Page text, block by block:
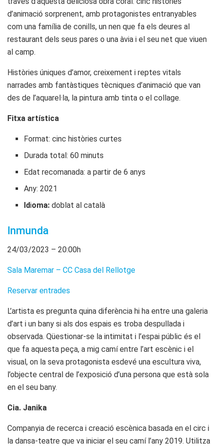
d’animació sorprenent, amb protagonistes entranyables
com una família de conills, un nen que fa els deures al
restaurant dels seus pares o una àvia i el seu net que viuen
al camp.
Històries úniques d’amor, creixement i reptes vitals
narrades amb fantàstiques tècniques d’animació que van
des de l’aquarel·la, la pintura amb tinta o el collage.
Fitxa artística
Format: cinc històries curtes
Durada total: 60 minuts
Edat recomanada: a partir de 6 anys
Any: 2021
Idioma: doblat al català
Inmunda
24/03/2023 – 20:00h
Sala Maremar – CC Casa del Rellotge
Reservar entrades
L’artista es pregunta quina diferència hi ha entre una galeria
d’art i un bany si als dos espais es troba despullada i
observada. Qüestionar-se la intimitat i l’espai públic és el
que fa aquesta peça, a mig camí entre l’art escènic i el
visual, on la seva protagonista esdevé una escultura viva,
l’objecte central de l’exposició d’una persona que està sola
en el seu bany.
Cia. Janika
Companyia de recerca i creació escènica basada en el circ i
la dansa-teatre que va iniciar el seu camí l’any 2019. Utilitza